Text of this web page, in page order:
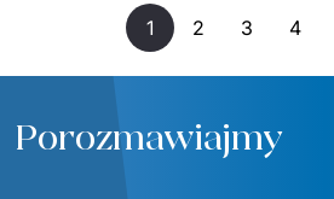
1 2 3 4
Porozmawiajmy